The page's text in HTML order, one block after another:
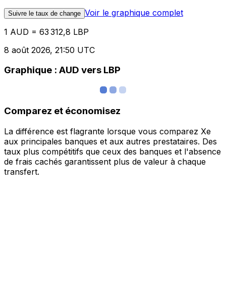
Suivre le taux de change Voir le graphique complet
1 AUD = 63 312,8 LBP
8 août 2026, 21:50 UTC
Graphique : AUD vers LBP
Comparez et économisez
La différence est flagrante lorsque vous comparez Xe
aux principales banques et aux autres prestataires. Des
taux plus compétitifs que ceux des banques et l'absence
de frais cachés garantissent plus de valeur à chaque
transfert.